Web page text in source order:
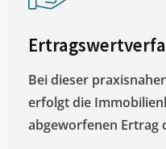
Bei dieser
erfolgt die
abgeworfenen Ertrag